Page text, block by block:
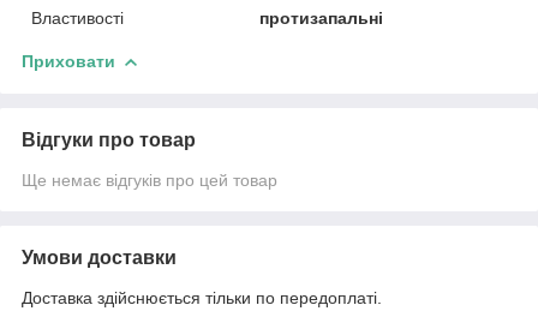
Властивості
протизапальні
Приховати
Відгуки про товар
Ще немає відгуків про цей товар
Умови доставки
Доставка здійснюється тільки по передоплаті.